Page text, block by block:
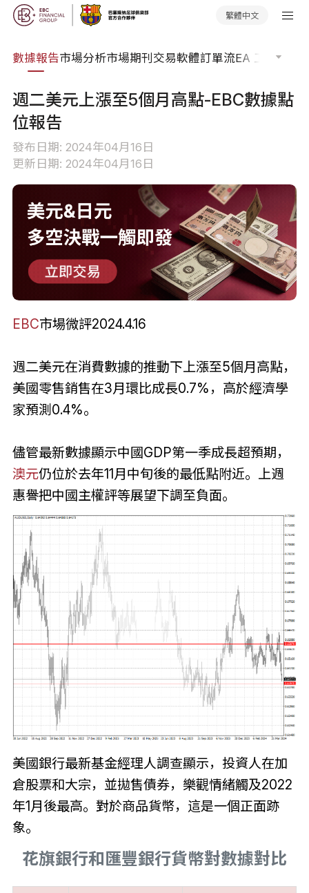
繁體中文
數據報告市場分析市場期刊交易軟體訂單流EA 工具庫
週二美元上漲至5個月高點-EBC數據點
位報告
發布日期: 2024年04月16日
更新日期: 2024年04月16日
EBC市場微評2024.4.16
週二美元在消費數據的推動下上漲至5個月高點，
美國零售銷售在3月環比成長0.7%，高於經濟學
家預測0.4%。
儘管最新數據顯示中國GDP第一季成長超預期，
澳元仍位於去年11月中旬後的最低點附近。上週
惠譽把中國主權評等展望下調至負面。
美國銀行最新基金經理人調查顯示，投資人在加
倉股票和大宗，並拋售債券，樂觀情緒觸及2022
年1月後最高。對於商品貨幣，這是一個正面跡
象。
花旗銀行和匯豐銀行貨幣對數據對比